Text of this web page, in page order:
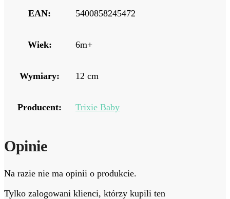
EAN: 5400858245472
Wiek: 6m+
Wymiary: 12 cm
Producent: Trixie Baby
Opinie
Na razie nie ma opinii o produkcie.
Tylko zalogowani klienci, którzy kupili ten